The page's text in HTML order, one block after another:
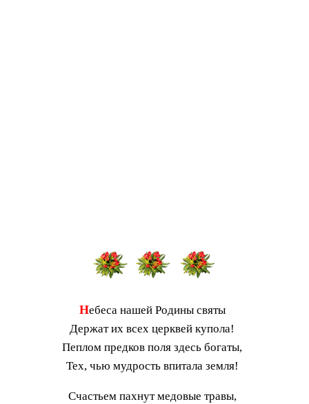
Небеса нашей Родины святы
Держат их всех церквей купола!
Пеплом предков поля здесь богаты,
Тех, чью мудрость впитала земля!
Счастьем пахнут медовые травы,